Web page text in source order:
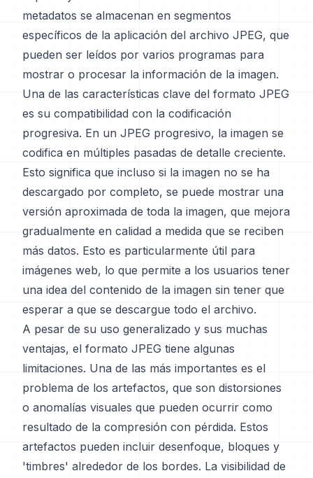
metadatos se almacenan en segmentos
específicos de la aplicación del archivo JPEG, que
pueden ser leídos por varios programas para
mostrar o procesar la información de la imagen.
Una de las características clave del formato JPEG
es su compatibilidad con la codificación
progresiva. En un JPEG progresivo, la imagen se
codifica en múltiples pasadas de detalle creciente.
Esto significa que incluso si la imagen no se ha
descargado por completo, se puede mostrar una
versión aproximada de toda la imagen, que mejora
gradualmente en calidad a medida que se reciben
más datos. Esto es particularmente útil para
imágenes web, lo que permite a los usuarios tener
una idea del contenido de la imagen sin tener que
esperar a que se descargue todo el archivo.
A pesar de su uso generalizado y sus muchas
ventajas, el formato JPEG tiene algunas
limitaciones. Una de las más importantes es el
problema de los artefactos, que son distorsiones
o anomalías visuales que pueden ocurrir como
resultado de la compresión con pérdida. Estos
artefactos pueden incluir desenfoque, bloques y
'timbres' alrededor de los bordes. La visibilidad de